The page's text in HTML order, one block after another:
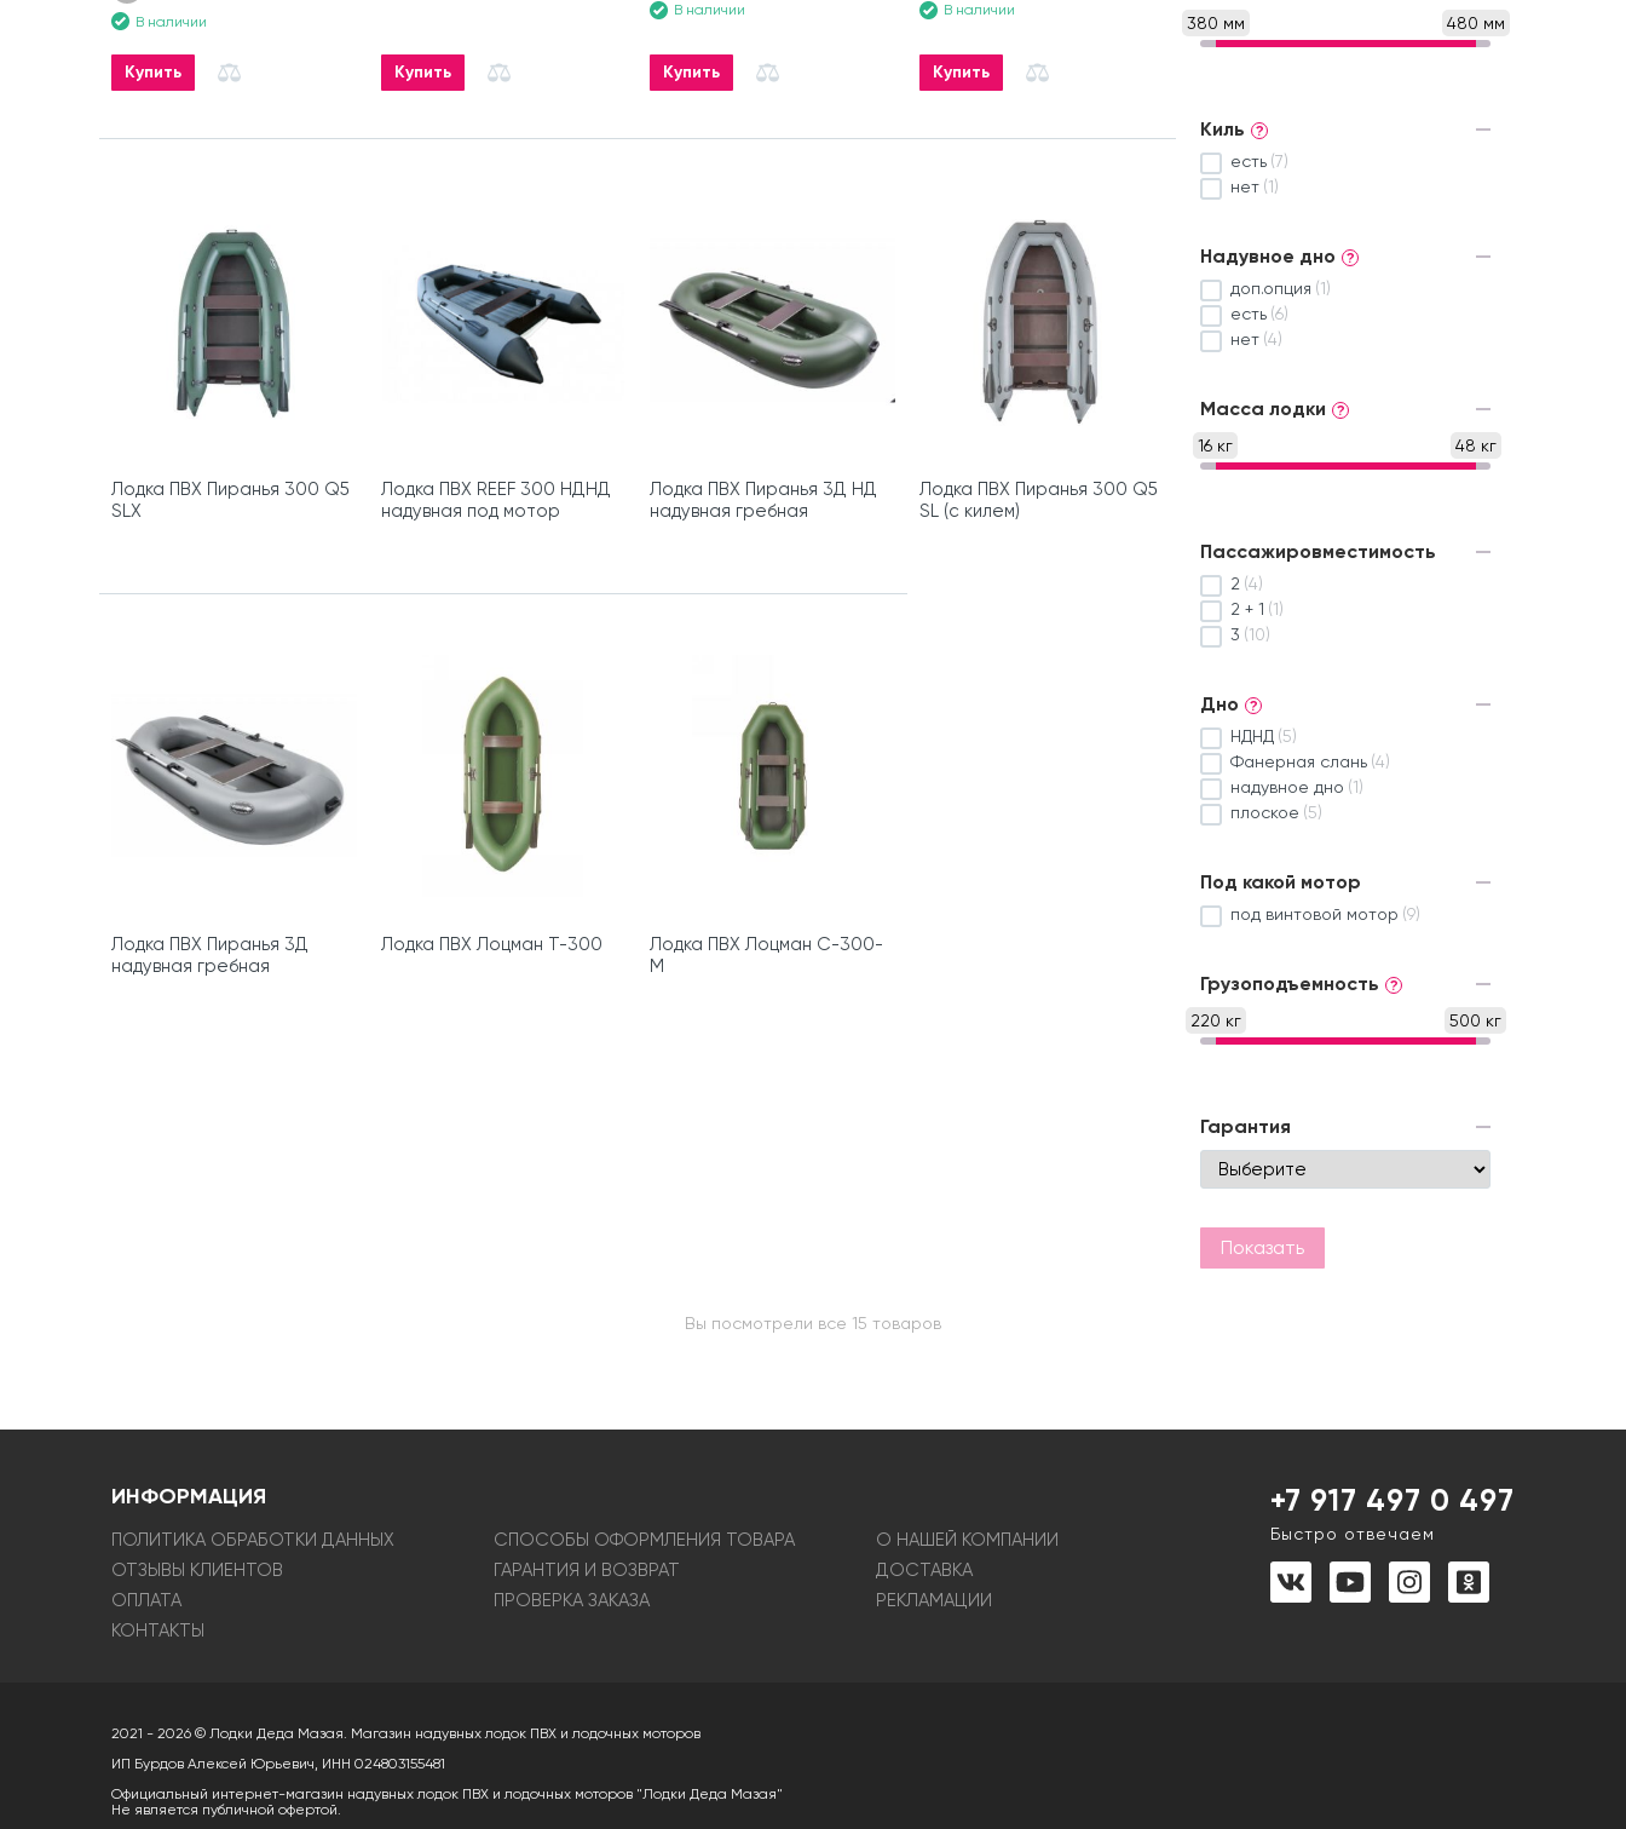
В наличии
Купить Купить
В наличии
Купить
В наличии
Купить
Лодка ПВХ Пиранья 300 Q5
SLХ
Лодка ПВХ REEF 300 НДНД
надувная под мотор
Лодка ПВХ Пиранья 3Д НД
надувная гребная
Лодка ПВХ Пиранья 300 Q5
SL (с килем)
Лодка ПВХ Пиранья 3Д
надувная гребная
Лодка ПВХ Лоцман Т-300
Лодка ПВХ Лоцман С-300-
М
380 мм 480 мм
Киль ?
есть (7)
нет (1)
Надувное дно ?
доп.опция (1)
есть (6)
нет (4)
Масса лодки ?
16 кг 48 кг
Пассажировместимость
2 (4)
2 + 1 (1)
3 (10)
Дно ?
НДНД (5)
Фанерная слань (4)
надувное дно (1)
плоское (5)
Под какой мотор
под винтовой мотор (9)
Грузоподъемность ?
220 кг 500 кг
Гарантия
Показать
Вы посмотрели все 15 товаров
ИНФОРМАЦИЯ
ПОЛИТИКА ОБРАБОТКИ ДАННЫХ СПОСОБЫ ОФОРМЛЕНИЯ ТОВАРА
О НАШЕЙ КОМПАНИИ
ОТЗЫВЫ КЛИЕНТОВ
ГАРАНТИЯ И ВОЗВРАТ
ДОСТАВКА
ОПЛАТА
ПРОВЕРКА ЗАКАЗА
РЕКЛАМАЦИИ
КОНТАКТЫ
+7 917 497 0 497
Быстро отвечаем
2021 - 2026 © Лодки Деда Мазая. Магазин надувных лодок ПВХ и лодочных моторов
ИП Бурдов Алексей Юрьевич, ИНН 024803155481
Официальный интернет-магазин надувных лодок ПВХ и лодочных моторов "Лодки Деда Мазая"
Не является публичной офертой.